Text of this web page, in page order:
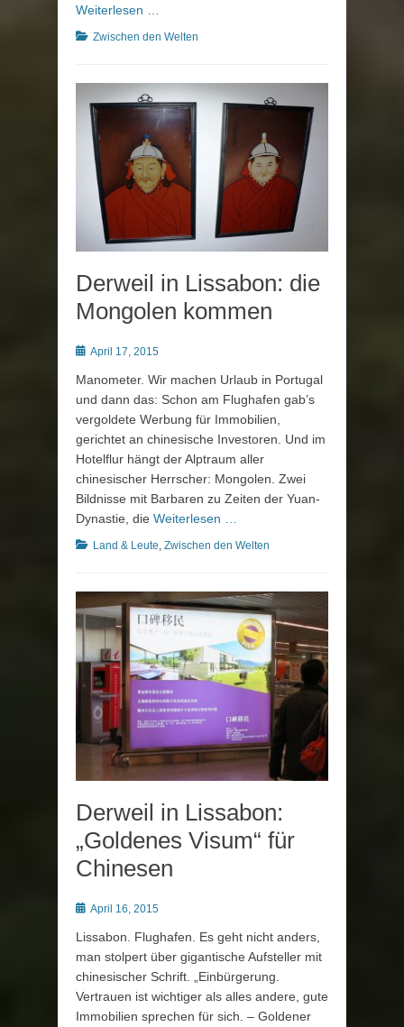
Weiterlesen …
Kategorien
Zwischen den Welten
Derweil in Lissabon: die
Mongolen kommen
Posted
April 17, 2015
Manometer. Wir machen Urlaub in Portugal
und dann das: Schon am Flughafen gab’s
vergoldete Werbung für Immobilien,
gerichtet an chinesische Investoren. Und im
Hotelflur hängt der Alptraum aller
chinesischer Herrscher: Mongolen. Zwei
Bildnisse mit Barbaren zu Zeiten der Yuan-
Dynastie, die Weiterlesen …
Kategorien
Land & Leute Zwischen den Welten
Derweil in Lissabon:
„Goldenes Visum“ für
Chinesen
Posted
April 16, 2015
Lissabon. Flughafen. Es geht nicht anders,
man stolpert über gigantische Aufsteller mit
chinesischer Schrift. „Einbürgerung.
Vertrauen ist wichtiger als alles andere, gute
Immobilien sprechen für sich. – Goldener